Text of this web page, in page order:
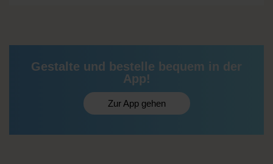
Gestalte und bestelle bequem in der
App!
Zur App gehen